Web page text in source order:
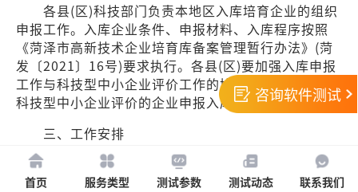
各县(区)科技部门负责本地区入库培育企业的组织
申报工作。入库企业条件、申报材料、入库程序按照
《菏泽市高新技术企业培育库备案管理暂行办法》(菏
发〔2021〕16号)要求执行。各县(区)要加强入库申报
工作与科技型中小企业评价工作的协同，优先支持通过
科技型中小企业评价的企业申报入库。
三、工作安排
菏泽市高新技术企业培育库建设，按照“企业申
报、县区遴选、市级备案、动态管理”的原则。县(区)
咨询软件测试
首页 服务类型 测试参数 测试动态 联系我们